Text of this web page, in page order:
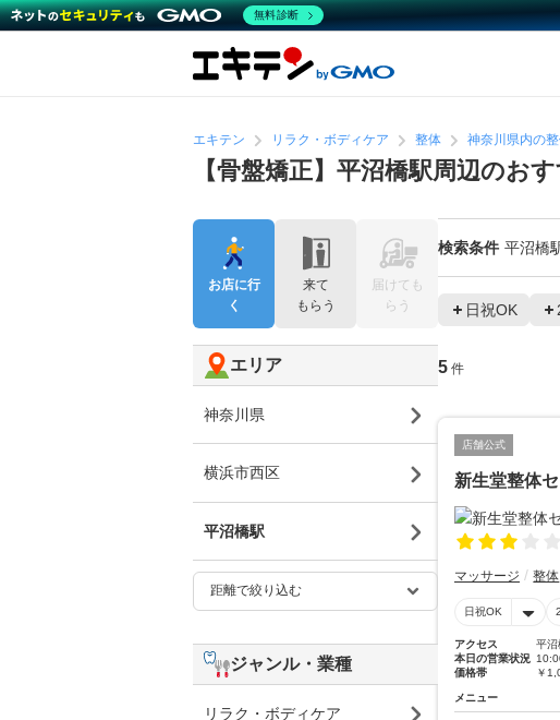
エキテン リラク・ボディケア 整体 神奈川県内の
【骨盤矯正】平沼橋駅周辺のお
検索条件 平沼橋
日祝OK
5 件
店舗公式
新生堂整体
マッサージ 整体
日祝OK
アクセス
平沼
本日の営業状況
価格帯
￥
メニュー
お店に行
く
来て
もらう
届けても
らう
エリア
神奈川県
横浜市西区
平沼橋駅
ジャンル・業種
リラク・ボディケア
無料診断